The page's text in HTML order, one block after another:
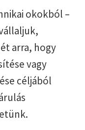
okokból –
arra, hogy
vagy
céljából